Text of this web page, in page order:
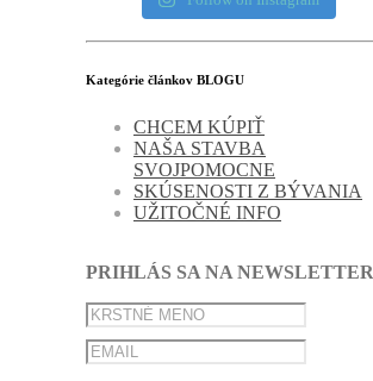
Kategórie článkov BLOGU
CHCEM KÚPIŤ
NAŠA STAVBA
SVOJPOMOCNE
SKÚSENOSTI Z BÝVANIA
UŽITOČNÉ INFO
PRIHLÁS SA NA NEWSLETTER